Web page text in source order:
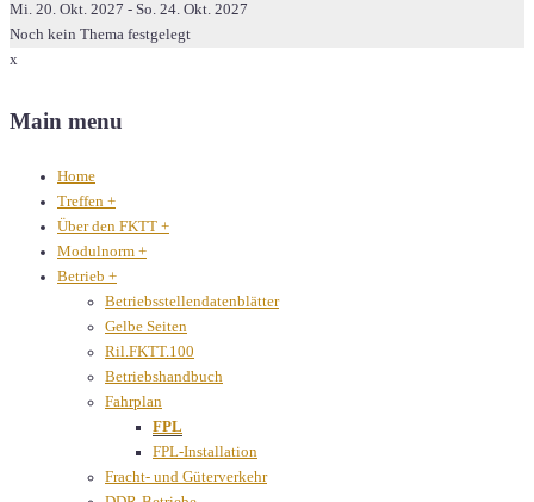
Mi. 20. Okt. 2027 - So. 24. Okt. 2027
Noch kein Thema festgelegt
x
Main menu
Home
Treffen +
Über den FKTT +
Modulnorm +
Betrieb +
Betriebsstellendatenblätter
Gelbe Seiten
Ril.FKTT.100
Betriebshandbuch
Fahrplan
FPL
FPL-Installation
Fracht- und Güterverkehr